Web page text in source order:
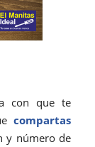
con que te
compartas
y número de